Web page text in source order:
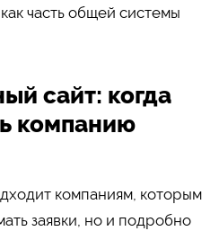
часть общей системы
сайт: когда
компанию
компаниям, которым
заявки, но и подробно